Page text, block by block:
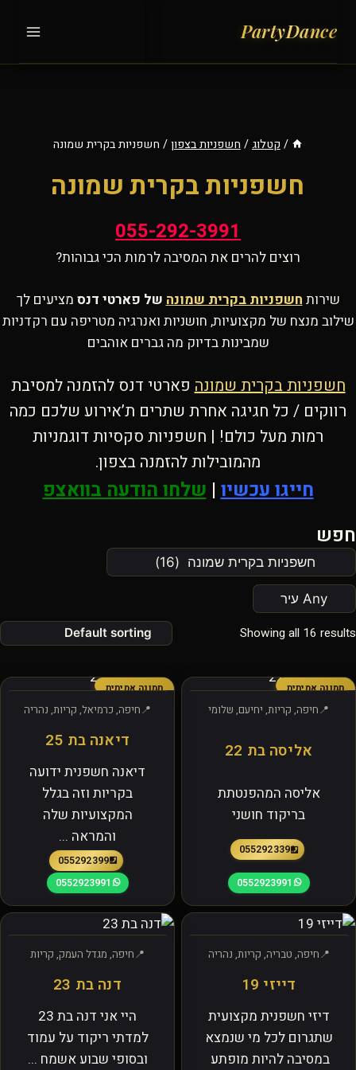
/ קטלוג / חשפניות בצפון / חשפניות בקרית שמונה
חשפניות בקרית שמונה
055-292-3991
רוצים להרים את המסיבה לרמות הכי גבוהות?
שירות חשפניות בקרית שמונה של פארטי דנס מציעים לך
שילוב מנצח של מקצועיות, חושניות ואנרגיה מטריפה עם רקדניות
שמבינות בדיוק מה גברים אוהבים
חשפניות בקרית שמונהפארטי דנס להזמנה למסיבת
רווקים / כל חגיגה אחרת שתרים ת’אירוע שלכם כמה
רמות מעל כולם! | חשפניות סקסיות דוגמניות
מהמובילות להזמנה בצפון.
חייגו עכשיו|שלחו הודעה בוואצפ
חפש
Showing all 16 results
תמונה אמיתית
חיפה, קריות, יחיעם, שלומי
אליסה בת 22
אליסה המהפנטתת
בריקוד חושני
0552923391
0552923991
תמונה אמיתית
חיפה, כרמיאל, קריות, נהריה
דיאנה בת 25
דיאנה חשפנית ידועה
בקריות וזה בגלל
המקצועיות שלה
והמראה ...
0552923991
0552923991
חיפה, טבריה, קריות, נהריה
דייזי 19
דיזי חשפנית מקצועית
שתגרום לכל מי שנמצא
במסיבה להיות מופתע
חיפה, מגדל העמק, קריות
דנה בת 23
היי אני דנה בת 23
למדתי ריקוד על עמוד
ובסופי שבוע אשמח ...